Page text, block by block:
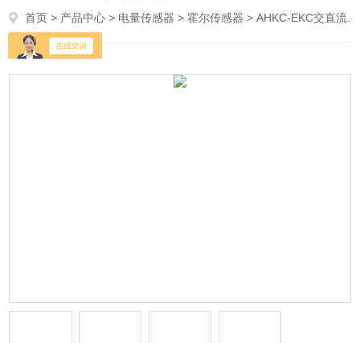
首页 > 产品中心 > 电量传感器 >霍尔传感器 > AHKC-EKC交直流通用霍尔传感器